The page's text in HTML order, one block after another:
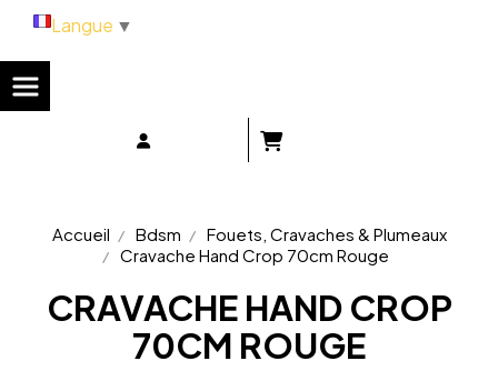
Accueil Bdsm
Fouets, Cravaches & Plumeaux
Cravache Hand Crop 70cm Rouge
CRAVACHE HAND CROP
70CM ROUGE
Langue ▼